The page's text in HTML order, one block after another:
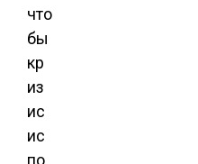
что
бы
кр
из
ис
ис
по